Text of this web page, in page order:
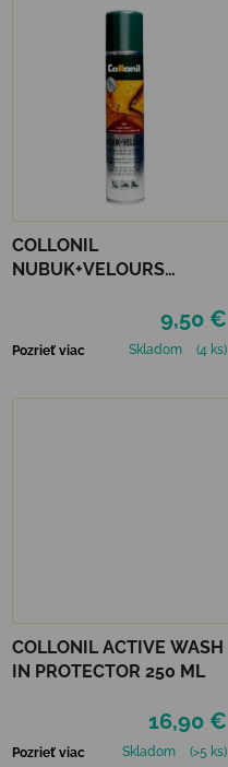
COLLONIL
NUBUK+VELOURS
9,50 €
Pozrieť viac Skladom (4 ks)
COLLONIL ACTIVE WASH
IN PROTECTOR 250 ML
16,90 €
Pozrieť viac Skladom (>5 ks)